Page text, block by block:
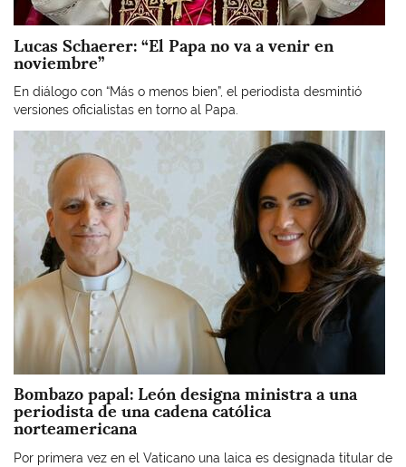
Lucas Schaerer: “El Papa no va a venir en
noviembre”
En diálogo con “Más o menos bien”, el periodista desmintió
versiones oficialistas en torno al Papa.
Bombazo papal: León designa ministra a una
periodista de una cadena católica
norteamericana
Por primera vez en el Vaticano una laica es designada titular de